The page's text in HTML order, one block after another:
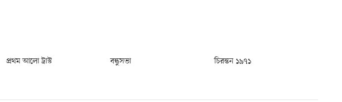
প্রথম আলো ট্রাস্ট বন্ধুসভা
চিরন্তন ১৯৭১